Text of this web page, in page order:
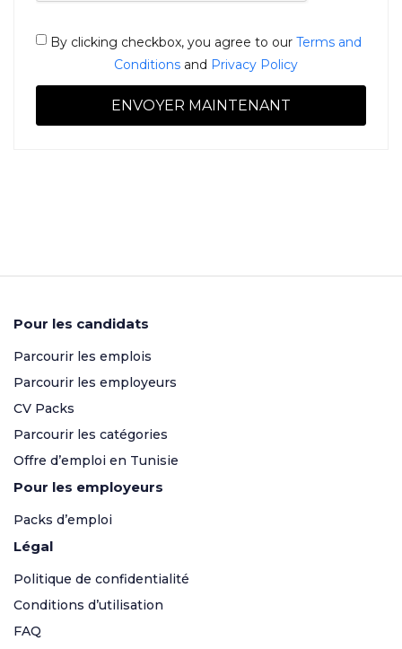
By clicking checkbox, you agree to ourTerms and
Conditions and Privacy Policy
Pour les candidats
Parcourir les emplois
Parcourir les employeurs
CV Packs
Parcourir les catégories
Offre d’emploi en Tunisie
Pour les employeurs
Packs d’emploi
Légal
Politique de confidentialité
Conditions d’utilisation
FAQ